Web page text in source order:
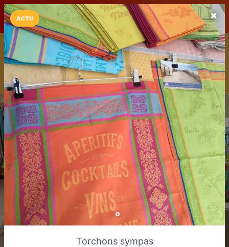
LaCarte LaCarte sur
Play Store
Installez l'App LaCarte
Téléchargez gratuitement l'app LaCarte pour suivre vos
commerces favoris et ne rien rater !
Télécharger Plus tard
ACTU
Torchons sympas